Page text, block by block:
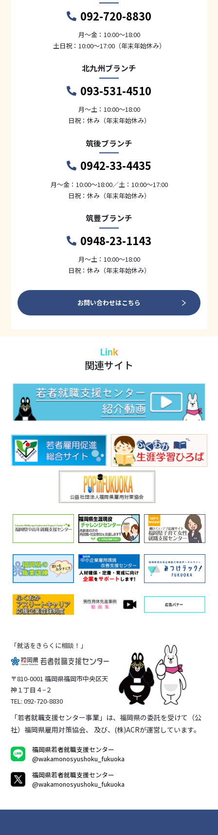
092-720-8830
月〜金：10:00～18:00
土日祝：10:00～17:00（年末年始休み）
北九州ブランチ
093-531-4510
月〜土：10:00～18:00
日祝：休み（年末年始休み）
筑後ブランチ
0942-33-4435
月〜金：10:00～18:00／土：10:00～17:00
日祝：休み（年末年始休み）
筑豊ブランチ
0948-23-1143
月〜土：10:00～18:00
日祝：休み（年末年始休み）
お問い合わせはこちら
Link
関連サイト
「就活をきらくに相談！」
〒810-0001 福岡県福岡市中央区天
神１丁目４−２
TEL: 092-720-8830
「若者就職支援センター事業」は、福岡県の委託を受けて（公
社）福岡県雇用対策協会、 及び、(株)ACRが運営しています。
福岡県若者就職支援センター
@wakamonosyushoku_fukuoka
福岡県若者就職支援センター
@wakamonosyushoku_fukuoka